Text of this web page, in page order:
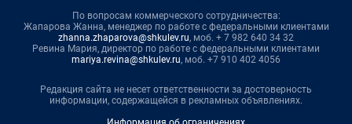
По вопросам коммерческого сотрудничества:
Жапарова Жанна, менеджер по работе с федеральными клиентами
zhanna.zhaparova@shkulev.ru, моб. + 7 982 640 34 32
Ревина Мария, директор по работе с федеральными клиентами
mariya.revina@shkulev.ru, моб. +7 910 402 4056
Редакция сайта не несет ответственности за достоверность
информации, содержащейся в рекламных объявлениях.